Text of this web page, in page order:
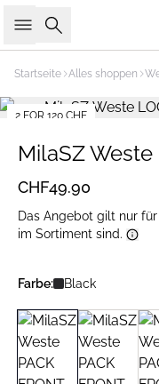
Suche
Startseite Alles shoppen
2 FOR 120 CHF
MilaSZ Weste
CHF49.90
Das Angebot gilt nur
im Sortiment sind.
Farbe: Black